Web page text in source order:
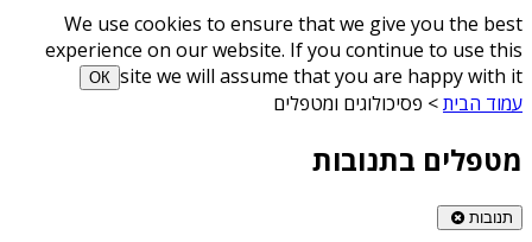
We use cookies to ensure that we give you the best
experience on our website. If you continue to use this
site we will assume that you are happy with it
ОК
עמוד הבית> פסיכולוגים ומטפלים
מטפלים בתנובות
תנובות